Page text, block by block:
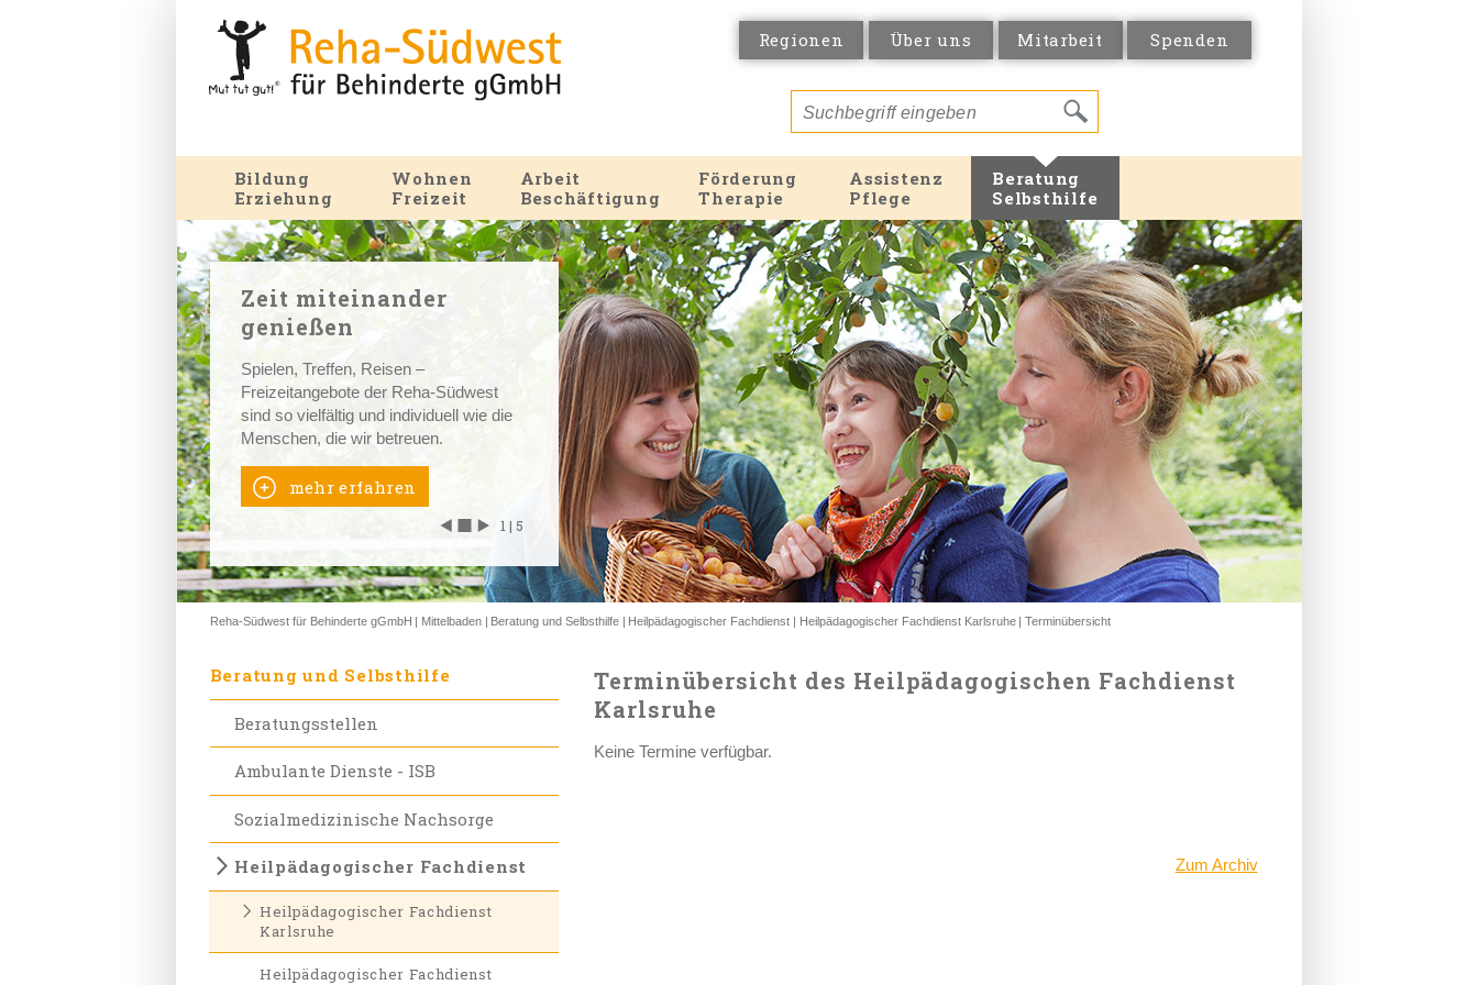
Regionen Über uns Mitarbeit Spenden
Bildung
Erziehung
Wohnen
Freizeit
Arbeit
Beschäftigung
Förderung
Therapie
Assistenz
Pflege
Beratung
Selbsthilfe
Zeit miteinander
genießen
Spielen, Treffen, Reisen –
Freizeitangebote der Reha-Südwest
sind so vielfältig und individuell wie die
Menschen, die wir betreuen.
mehr erfahren
◀ ◼ ▶ 1| 5
◀ ◼ ▶ 1| 5
◀ ◼ ▶ 1| 5
◀ ◼ ▶ 1| 5
◀ ◼ ▶ 1| 5
Reha-Südwest für Behinderte gGmbH Mittelbaden Beratung und Selbsthilfe Heilpädagogischer Fachdienst Heilpädagogischer Fachdienst Karlsruhe Terminübersicht
Beratung und Selbsthilfe
Beratungsstellen
Ambulante Dienste - ISB
Sozialmedizinische Nachsorge
Heilpädagogischer Fachdienst
Heilpädagogischer Fachdienst
Karlsruhe
Heilpädagogischer Fachdienst
Terminübersicht des Heilpädagogischen Fachdienst
Karlsruhe
Keine Termine verfügbar.
Zum Archiv